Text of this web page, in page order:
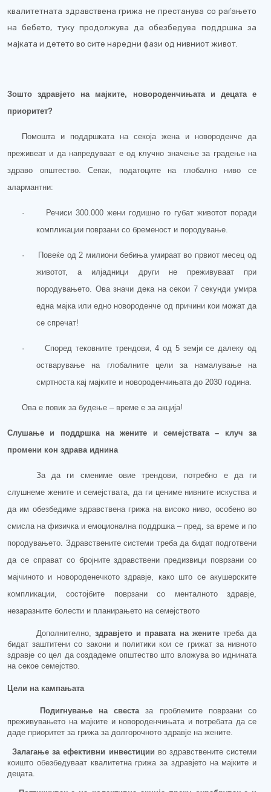
квалитетната здравствена грижа не престанува со раѓањето
на бебето, туку продолжува да обезбедува поддршка за
мајката и детето во сите наредни фази од нивниот живот
Зошто здравјето на мајките, новороденчињата и децата е
приоритет?
Помошта и поддршката на секоја жена и новороденче да
преживеат и да напредуваат е од клучно значењеза градење на
здраво општество.Сепак
податоците на глобално ниво се
алармантни:
·
Речиси 300.000 жени годишно го губат животот поради
компликации поврзани со бременост и породување.
·
Повеќе од 2 милиони бебиња умираат во првиот месец од
животот, а илјадници други не преживуваат при
породувањето . Ова значи дека на секои 7 секунди умира
една мајка или едно новороденче од причини кои можат да
се спречат!
·
Според тековните трендови, 4 од 5 земји се далеку од
остварување на глобалните цели за намалување на
смртноста кај мајките и новороденчињата до 2030 година.
Ова е повик за будење – време е за акција!
Слушање и поддршка на жените и семејствата – клуч за
промени кон здрава иднина
За да ги смениме овие трендови, потребно е да ги
слушнеме жените и семејствата, да ги цениме нивните искуства и
да им обезбедиме здравствена грижа на високо ниво, особено во
смисла на физичка и емоционална поддршка – пред, за време и по
породувањето. Здравствените системи треба да бидат подготвени
да се справат со бројнитездравствени предизвици поврзани со
мајчиното и новороденечкото здравје, како што се акушерските
компликации , состојбите поврзани со менталнотоздравје
незаразните болести и планирањето на семејството
Дополнително,здравјето и правата на жените треба да
бидат заштитени со закони и политики коисе грижат за нивното
здравје со цел да создадеме општество што вложува во иднината
на секое семејство.
Цели на кампањата
Подигнување на свеста за проблемите поврзани со
преживувањето на мајките и новороденчињата и потребата да се
даде приоритет за грижа за долгорочното здравје на жените.
Залагање заефективни инвестиции во здравственитесистеми
коишто обезбедуваат квалитетна грижа за здравјето на мајките и
децата.